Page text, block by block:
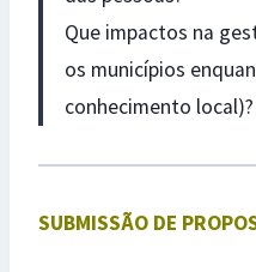
Que impactos na
os municípios
conhecimento local)?
SUBMISSÃO DE